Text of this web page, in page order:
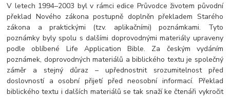
V letech 1994–2003 byl v rámci edice Průvodce životem původní
překlad Nového zákona postupně doplněn překladem Starého
zákona a praktickými (tzv. aplikačními) poznámkami. Tyto
poznámky byly spolu s dalšími doprovodnými materiály upraveny
podle oblíbené Life Application Bible. Za českým vydáním
poznámek, doprovodných materiálů a biblického textu je společný
záměr a stejný důraz – upřednostnit srozumitelnost před
doslovností a osobní přijetí před neosobní informací. Překlad
biblického textu i dalších materiálů se tak snaží ke čtenáři vykročit